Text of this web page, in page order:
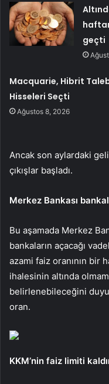
geçti
Macquarie, Hibrit
Hisseleri Seçti
Ağustos 8, 2026
Ancak son aylardaki
çıkışlar başladı.
Merkez Bankası
Bu aşamada Merkez
bankaların açacağı
azami faiz oranının bir
ihalesinin altında
belirlenebileceğini
oran.
KKM’nin faiz limiti